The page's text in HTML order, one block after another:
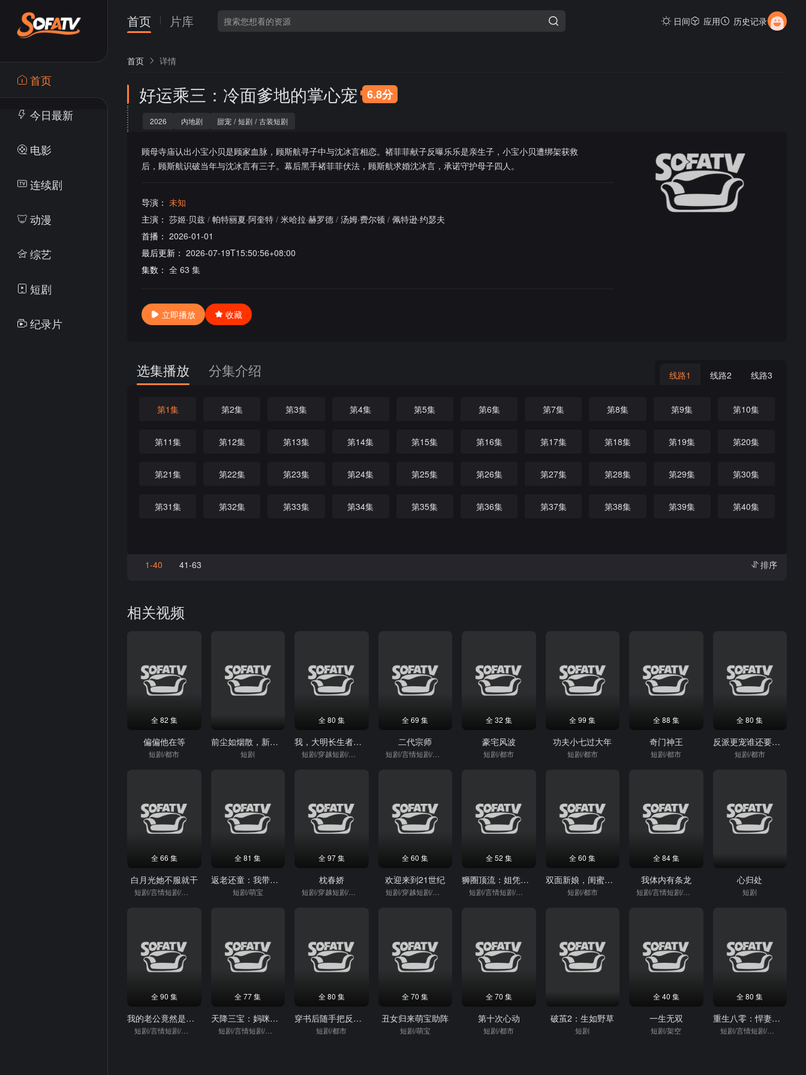
首页
今日最新
电影
连续剧
动漫
综艺
短剧
纪录片
首页 片库 日间 应用 历史记录
首页 详情
好运乘三：冷面爹地的掌心宠 6.8分
2026 内地剧 甜宠 / 短剧 / 古装短剧
顾母寺庙认出小宝小贝是顾家血脉，顾斯航寻子中与沈冰言相恋。褚菲菲献子反曝乐乐是亲生子，小宝小贝遭绑架获救
后，顾斯航识破当年与沈冰言有三子。幕后黑手褚菲菲伏法，顾斯航求婚沈冰言，承诺守护母子四人。
导演： 未知
主演： 莎姬·贝兹 / 帕特丽夏·阿奎特 / 米哈拉·赫罗德 / 汤姆·费尔顿 / 佩特逊·约瑟夫
首播： 2026-01-01
最后更新： 2026-07-19T15:50:56+08:00
集数： 全 63 集
立即播放 收藏
选集播放 分集介绍 线路1 线路2 线路3
第1集 第2集 第3集 第4集 第5集 第6集 第7集 第8集 第9集 第10集
第11集 第12集 第13集 第14集 第15集 第16集 第17集 第18集 第19集 第20集
第21集 第22集 第23集 第24集 第25集 第26集 第27集 第28集 第29集 第30集
第31集 第32集 第33集 第34集 第35集 第36集 第37集 第38集 第39集 第40集
1-40 41-63 排序
相关视频
全 82 集
偏偏他在等
短剧/都市
前尘如烟散，新梦似潮生
短剧
全 80 集
我，大明长生者，历经十六帝
短剧/穿越短剧/穿越
全 69 集
二代宗师
短剧/言情短剧/逆袭
全 32 集
豪宅风波
短剧/都市
全 99 集
功夫小七过大年
短剧/都市
全 88 集
奇门神王
短剧/都市
全 80 集
反派更宠谁还要男主啊
短剧/都市
全 66 集
白月光她不服就干
短剧/言情短剧/重生
全 81 集
返老还童：我带孙女当顶流
短剧/萌宝
全 97 集
枕春娇
短剧/穿越短剧/穿越
全 60 集
欢迎来到21世纪
短剧/穿越短剧/穿越
全 52 集
狮圈顶流：姐凭醒狮赢天下
短剧/言情短剧/逆袭
全 60 集
双面新娘，闺蜜的身份迷局
短剧/都市
全 84 集
我体内有条龙
短剧/言情短剧/架空
心归处
短剧
全 90 集
我的老公竟然是首富继承人
短剧/言情短剧/逆袭
全 77 集
天降三宝：妈咪逆风翻盘
短剧/言情短剧/逆袭
全 80 集
穿书后随手把反派cp的醋缸掀翻
短剧/都市
全 70 集
丑女归来萌宝助阵
短剧/萌宝
全 70 集
第十次心动
短剧/都市
破茧2：生如野草
短剧
全 40 集
一生无双
短剧/架空
全 80 集
重生八零：悍妻逆袭
短剧/言情短剧/逆袭